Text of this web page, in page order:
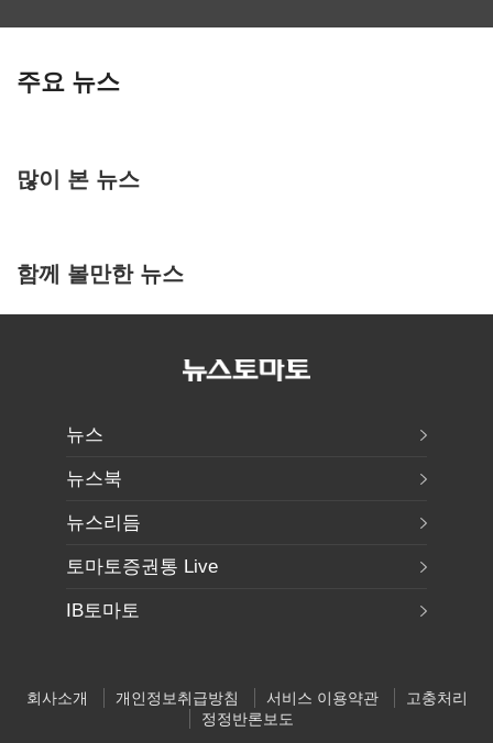
주요 뉴스
많이 본 뉴스
함께 볼만한 뉴스
뉴스
뉴스북
뉴스리듬
토마토증권통 Live
IB토마토
회사소개 개인정보취급방침 서비스 이용약관
고충처리
정정반론보도